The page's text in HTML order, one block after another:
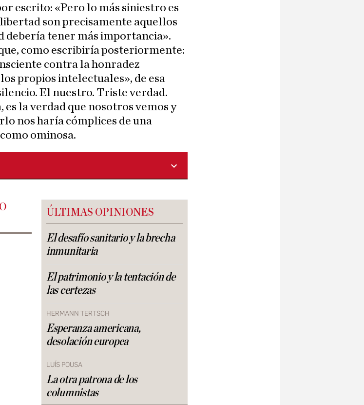
escrito: «Pero lo más siniestro es
son precisamente aquellos
debería tener más importancia».
como escribiría posteriormente:
contra la honradez
propios intelectuales», de esa
El nuestro. Triste verdad.
es la verdad que nosotros vemos y
nos haría cómplices de una
ominosa.
ÚLTIMAS OPINIONES
El desafío sanitario y la brecha
inmunitaria
El patrimonio y la tentación de
las certezas
HERMANN TERTSCH
Esperanza americana,
desolación europea
LUÍS POUSA
La otra patrona de los
columnistas